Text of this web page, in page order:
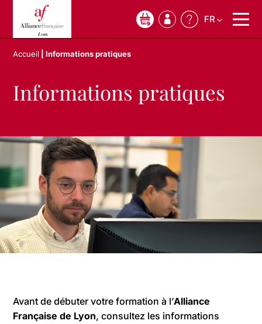
0 FR
Accueil |Informations pratiques
Informations pratiques
Avant de débuter votre formation à l’Alliance
Française de Lyon, consultez les informations